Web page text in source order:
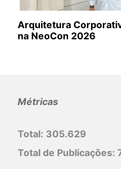
Arquitetura
na NeoCon 2026
Métricas
Total: 305.629
Total de Publicações: